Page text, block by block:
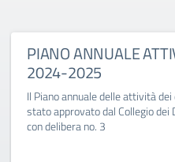
PIANO ANNUALE
2024-2025
Il Piano annuale delle attività
stato approvato dal Collegio
con delibera no. 3